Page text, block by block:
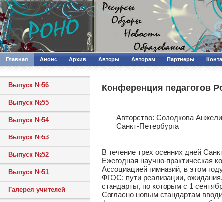
Главная Анонс Архив Авторы Авторам Партнеры
Выпуск №56
Выпуск №55
Выпуск №54
Выпуск №53
Выпуск №52
Выпуск №51
Галерея учителей
Конференция педагогов
Авторcтво: Солодкова
Санкт-Петербурга
В течение трех осенних дней
Ежегодная научно-практическая
Ассоциацией гимназий, в этом
ФГОС: пути реализации,
стандарты, по которым с 1
Согласно новым стандартам